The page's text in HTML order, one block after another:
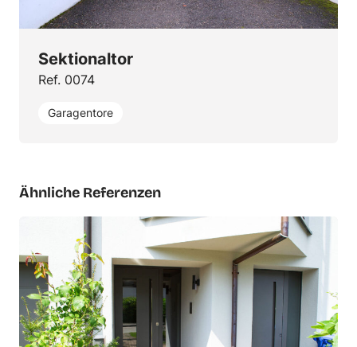
Sektionaltor
Ref. 0074
Garagentore
Ähnliche Referenzen